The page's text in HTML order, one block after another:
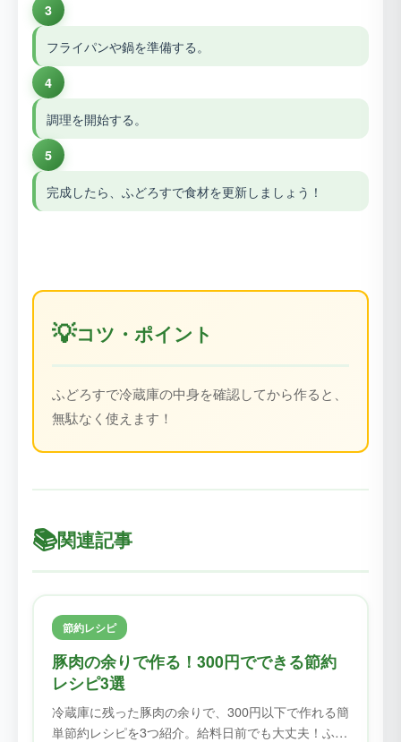
3
フライパンや鍋を準備する。
4
調理を開始する。
5
完成したら、ふどろすで食材を更新しましょう！
💡コツ・ポイント
ふどろすで冷蔵庫の中身を確認してから作ると、
無駄なく使えます！
📚関連記事
節約レシピ
豚肉の余りで作る！300円でできる節約
レシピ3選
冷蔵庫に残った豚肉の余りで、300円以下で作れる簡
単節約レシピを3つ紹介。給料日前でも大丈夫！ふど